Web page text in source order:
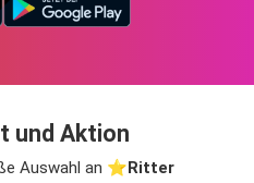
und Aktion
Auswahl an ⭐️Ritter